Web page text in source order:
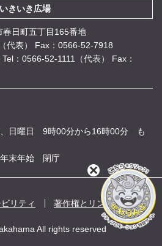
いきいき広場
日町五丁目165番地
代表）
Fax：0566-52-7918
Tel：0566-52-1111（代表）
Fax：
、日曜日 9時00分から16時00分 も
年末年始 閉庁
リティ 著作権とリンク
All rights reserved
閉